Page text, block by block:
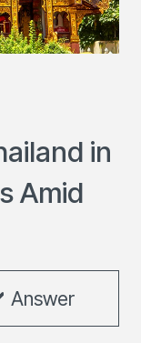
in
Amid
Answer